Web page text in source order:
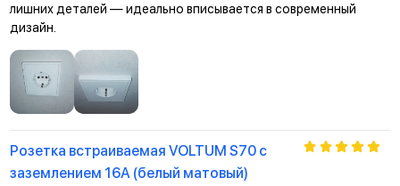
лишних деталей — идеально вписывается в современный
дизайн.
Розетка встраиваемая VOLTUM S70 с
заземлением 16А (белый матовый)